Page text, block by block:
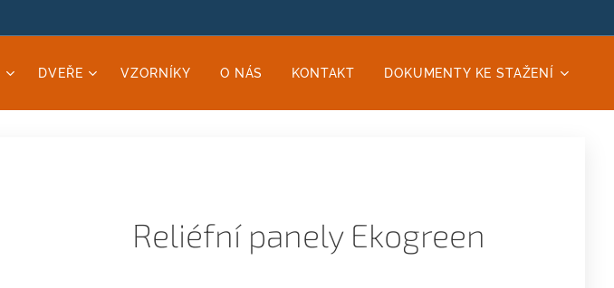
DVEŘE VZORNÍKY O NÁS KONTAKT DOKUMENTY KE STAŽENÍ
Reliéfní panely Ekogreen